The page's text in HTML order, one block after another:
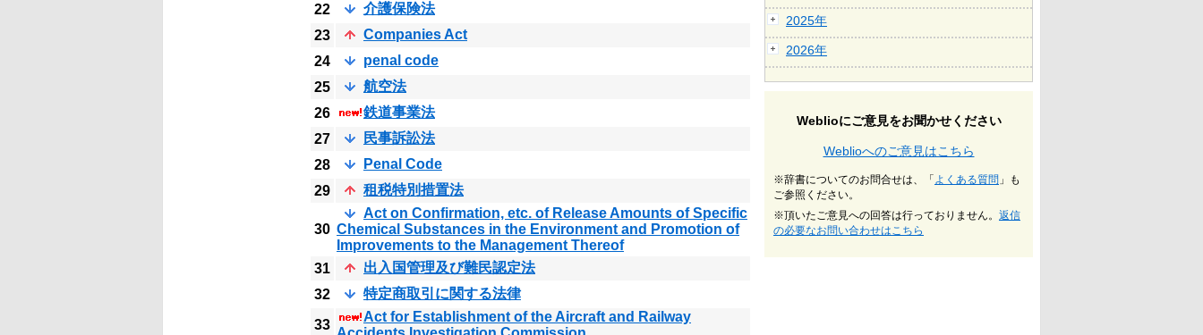
22
介護保険法
23
Companies Act
24
penal code
25
航空法
26
鉄道事業法
27
民事訴訟法
28
Penal Code
29
租税特別措置法
30
Act on Confirmation, etc. of Release Amounts of Specific
Chemical Substances in the Environment and Promotion of
Improvements to the Management Thereof
31
出入国管理及び難民認定法
32
特定商取引に関する法律
33
Act for Establishment of the Aircraft and Railway
2025年
2026年
Weblioにご意見をお聞かせください
Weblioへのご意見はこちら
※辞書についてのお問合せは、「 よくある質問 」も
ご参照ください。
※頂いたご意見への回答は行っておりません。 返信
の必要なお問い合わせはこちら